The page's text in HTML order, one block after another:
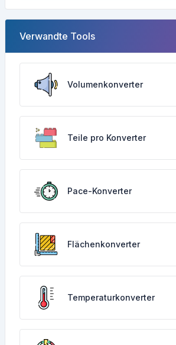
Verwandte Tools
Volumenkonverter
Teile pro Konverter
Pace-Konverter
Flächenkonverter
Temperaturkonverter